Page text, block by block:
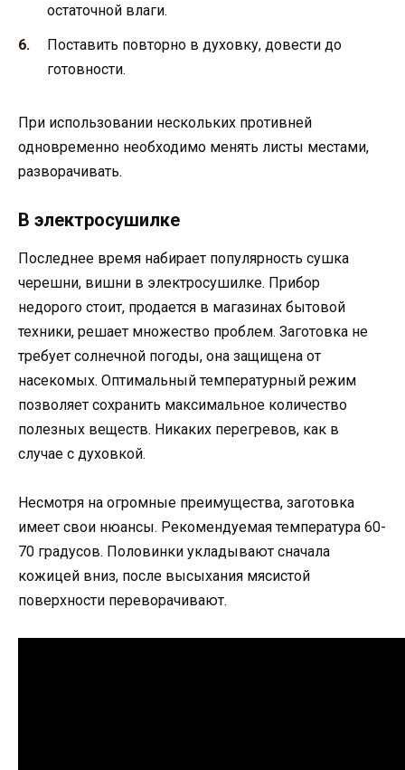
остаточной влаги.
Поставить повторно в духовку, довести до
готовности.
При использовании нескольких противней
одновременно необходимо менять листы местами,
разворачивать.
В электросушилке
Последнее время набирает популярность сушка
черешни, вишни в электросушилке. Прибор
недорого стоит, продается в магазинах бытовой
техники, решает множество проблем. Заготовка не
требует солнечной погоды, она защищена от
насекомых. Оптимальный температурный режим
позволяет сохранить максимальное количество
полезных веществ. Никаких перегревов, как в
случае с духовкой.
Несмотря на огромные преимущества, заготовка
имеет свои нюансы. Рекомендуемая температура 60-
70 градусов. Половинки укладывают сначала
кожицей вниз, после высыхания мясистой
поверхности переворачивают.